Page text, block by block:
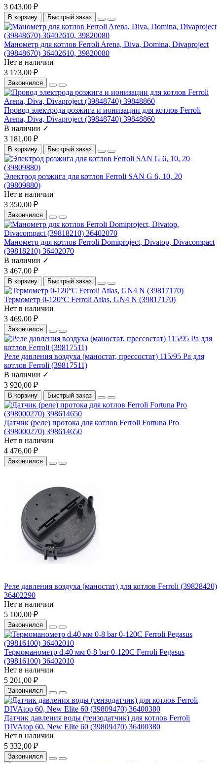
3 043,00 ₽
В корзину Быстрый заказ
Манометр для котлов Ferroli Arena, Diva, Domina, Divaproject
(39848670) 36402610, 39820080
Нет в наличии
3 173,00 ₽
Закончился
Провод электрода розжига и ионизации для котлов Ferroli
Arena, Diva, Divaproject (39848740) 39848860
В наличии ✓
3 181,00 ₽
В корзину Быстрый заказ
Электрод розжига для котлов Ferroli SAN G 6, 10, 20
(39809880)
Нет в наличии
3 350,00 ₽
Закончился
Манометр для котлов Ferroli Domiproject, Divatop, Divacompact
(39818210) 36402070
В наличии ✓
3 467,00 ₽
В корзину Быстрый заказ
Термометр 0-120°C Ferroli Atlas, GN4 N (39817170)
Нет в наличии
3 469,00 ₽
Закончился
Реле давления воздуха (маностат, прессостат) 115/95 Pa для
котлов Ferroli (39817511)
В наличии ✓
3 920,00 ₽
В корзину Быстрый заказ
Датчик (реле) протока для котлов Ferroli Fortuna Pro
(398000270) 398614650
Нет в наличии
4 476,00 ₽
Закончился
Реле давления воздуха (маностат) для котлов Ferroli (39828420)
36402290
Нет в наличии
5 100,00 ₽
Закончился
Термоманометр d.40 мм 0-8 bar 0-120C Ferroli Pegasus
(39816100) 36402010
Нет в наличии
5 201,00 ₽
Закончился
Датчик давления воды (тензодатчик) для котлов Ferroli
DIVAtop 60, New Elite 60 (39809470) 36400380
Нет в наличии
5 332,00 ₽
Закончился